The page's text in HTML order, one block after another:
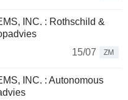
INC. : Rothschild &
15/07
ZM
INC. : Autonomous